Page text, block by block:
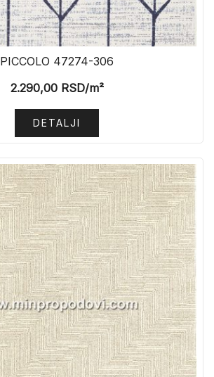
PICCOLO 47274-306
2.290,00RSD/m²
DETALJI